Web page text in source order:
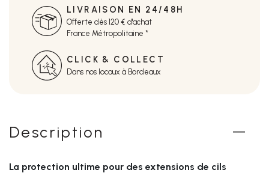
LIVRAISON EN 24/48H
Offerte dès 120 € d'achat
France Métropolitaine *
CLICK & COLLECT
Dans nos locaux à Bordeaux
Description
La protection ultime pour des extensions de cils